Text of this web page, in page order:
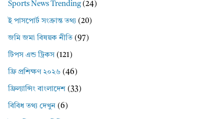
Sports News Trending(24)
ই পাসপোর্ট সংক্রান্ত তথ্য (20)
জমি জমা বিষয়ক নীতি (97)
টিপস এন্ড ট্রিকস (121)
ফ্রি প্রশিক্ষণ ২০২৬ (46)
ফ্রিল্যান্সিং বাংলাদেশ (33)
বিবিধ তথ্য দেখুন (6)